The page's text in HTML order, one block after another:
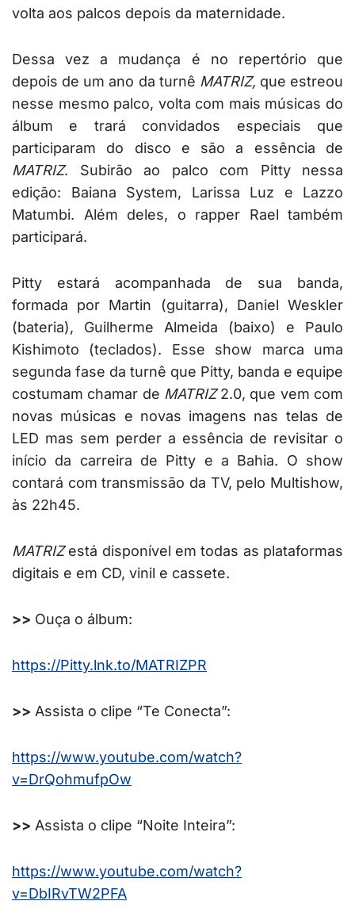
volta aos palcos depois da maternidade.
Dessa vez a mudança é no repertório que
depois de um ano da turnê MATRIZ, que estreou
nesse mesmo palco, volta com mais músicas do
álbum e trará convidados especiais que
participaram do disco e são a essência de
MATRIZ. Subirão ao palco com Pitty nessa
edição: Baiana System, Larissa Luz e Lazzo
Matumbi. Além deles, o rapper Rael também
participará.
Pitty estará acompanhada de sua banda,
formada por Martin (guitarra), Daniel Weskler
(bateria), Guilherme Almeida (baixo) e Paulo
Kishimoto (teclados). Esse show marca uma
segunda fase da turnê que Pitty, banda e equipe
costumam chamar de MATRIZ2.0, que vem com
novas músicas e novas imagens nas telas de
LED mas sem perder a essência de revisitar o
início da carreira de Pitty e a Bahia. O show
contará com transmissão da TV, pelo Multishow,
às 22h45.
MATRIZestá disponível em todas as plataformas
digitais e em CD, vinil e cassete.
>> Ouça o álbum:
https://Pitty.lnk.to/MATRIZPR
>> Assista o clipe “Te Conecta”:
https://www.youtube.com/watch?
v=DrQohmufpOw
>> Assista o clipe “Noite Inteira”:
https://www.youtube.com/watch?
v=DbIRvTW2PFA